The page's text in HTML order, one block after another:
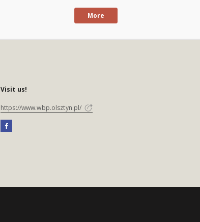
More
Visit us!
https://www.wbp.olsztyn.pl/